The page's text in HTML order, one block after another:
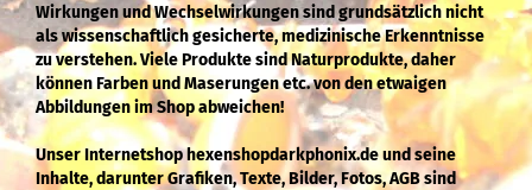
Wirkungen und Wechselwirkungen sind grundsätzlich nicht
als wissenschaftlich gesicherte, medizinische Erkenntnisse
zu verstehen. Viele Produkte sind Naturprodukte, daher
können Farben und Maserungen etc. von den etwaigen
Abbildungen im Shop abweichen!
Unser Internetshop hexenshopdarkphonix.de und seine
Inhalte, darunter Grafiken, Texte, Bilder, Fotos, AGB sind